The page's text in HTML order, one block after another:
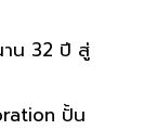
าน 32 ปี สู่
ปั้น